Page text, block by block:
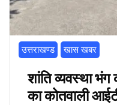
उत्तराखण्ड खास खबर
शांति व्यवस्था
का कोतवाली